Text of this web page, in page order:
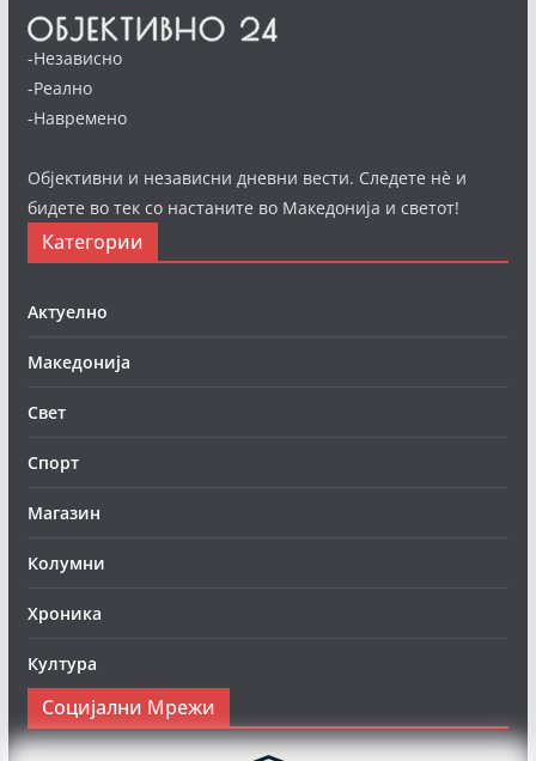
-Независно
-Реално
-Навремено
Објективни и независни дневни вести. Следете нè и
бидете во тек со настаните во Македонија и светот!
Категории
Актуелно
Македонија
Свет
Спорт
Магазин
Колумни
Хроника
Култура
Социјални Мрежи